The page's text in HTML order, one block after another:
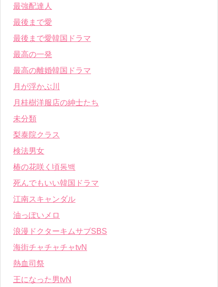
最強配達人
最後まで愛
最後まで愛韓国ドラマ
最高の一発
最高の離婚韓国ドラマ
月が浮かぶ川
月桂樹洋服店の紳士たち
未分類
梨泰院クラス
検法男女
椿の花咲く頃동백
死んでもいい韓国ドラマ
江南スキャンダル
油っぽいメロ
浪漫ドクターキムサブSBS
海街チャチャチャtvN
熱血司祭
王になった男tvN